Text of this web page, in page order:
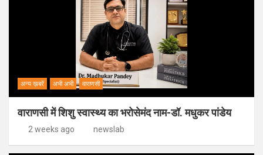
अन्य ख़बरें अभी अभी वाराणसी
वाराणसी में शिशु स्वास्थ्य का भरोसेमंद नाम-डॉ. मधुकर पांडेय
2 weeks ago newslab